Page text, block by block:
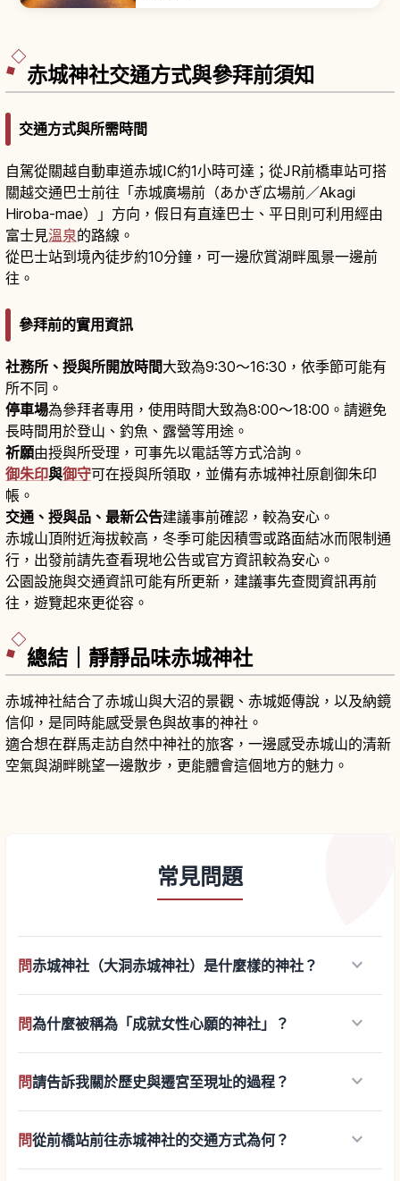
赤城神社交通方式與參拜前須知
交通方式與所需時間
自駕從關越自動車道赤城IC約1小時可達；從JR前橋車站可搭
關越交通巴士前往「赤城廣場前（あかぎ広場前／Akagi
Hiroba-mae）」方向，假日有直達巴士、平日則可利用經由
富士見溫泉的路線。
從巴士站到境內徒步約10分鐘，可一邊欣賞湖畔風景一邊前
往。
參拜前的實用資訊
社務所、授與所開放時間大致為9:30〜16:30，依季節可能有
所不同。
停車場為參拜者專用，使用時間大致為8:00〜18:00。請避免
長時間用於登山、釣魚、露營等用途。
祈願由授與所受理，可事先以電話等方式洽詢。
御朱印與御守可在授與所領取，並備有赤城神社原創御朱印
帳。
交通、授與品、最新公告建議事前確認，較為安心。
赤城山頂附近海拔較高，冬季可能因積雪或路面結冰而限制通
行，出發前請先查看現地公告或官方資訊較為安心。
公園設施與交通資訊可能有所更新，建議事先查閱資訊再前
往，遊覽起來更從容。
總結｜靜靜品味赤城神社
赤城神社結合了赤城山與大沼的景觀、赤城姬傳說，以及納鏡
信仰，是同時能感受景色與故事的神社。
適合想在群馬走訪自然中神社的旅客，一邊感受赤城山的清新
空氣與湖畔眺望一邊散步，更能體會這個地方的魅力。
常見問題
問赤城神社（大洞赤城神社）是什麼樣的神社？ keyboard_arrow_down
問為什麼被稱為「成就女性心願的神社」？ keyboard_arrow_down
問請告訴我關於歷史與遷宮至現址的過程？ keyboard_arrow_down
問從前橋站前往赤城神社的交通方式為何？ keyboard_arrow_down